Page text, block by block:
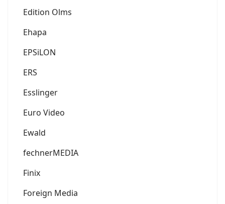
Edition Olms
Ehapa
EPSiLON
ERS
Esslinger
Euro Video
Ewald
fechnerMEDIA
Finix
Foreign Media